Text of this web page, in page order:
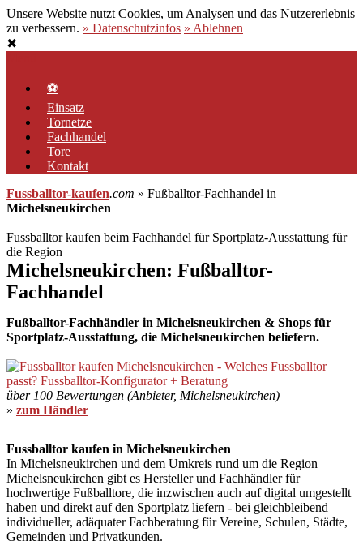
Unsere Website nutzt Cookies, um Analysen und das Nutzererlebnis
zu verbessern. » Datenschutzinfos » Ablehnen
✖
springen⚽
Einsatz
Tornetze
Fachhandel
Tore
Kontakt
Fussballtor-kaufen.com » Fußballtor-Fachhandel in
Michelsneukirchen
Fussballtor kaufen beim Fachhandel für Sportplatz-Ausstattung für
die Region
Michelsneukirchen: Fußballtor-
Fachhandel
Fußballtor-Fachhändler in Michelsneukirchen & Shops für
Sportplatz-Ausstattung, die Michelsneukirchen beliefern.
über 100 Bewertungen (Anbieter, Michelsneukirchen)
» zum Händler
Fussballtor kaufen in Michelsneukirchen
In Michelsneukirchen und dem Umkreis rund um die Region
Michelsneukirchen gibt es Hersteller und Fachhändler für
hochwertige Fußballtore, die inzwischen auch auf digital umgestellt
haben und direkt auf den Sportplatz liefern - bei gleichbleibend
individueller, adäquater Fachberatung für Vereine, Schulen, Städte,
Gemeinden und Privatkunden.